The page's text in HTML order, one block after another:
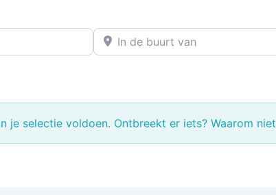
In de buurt van
je selectie voldoen. Ontbreekt er iets? Waarom niet